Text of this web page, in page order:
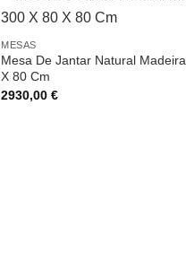
MESAS
Mesa De Jantar Natural
X 80 Cm
2930,00€